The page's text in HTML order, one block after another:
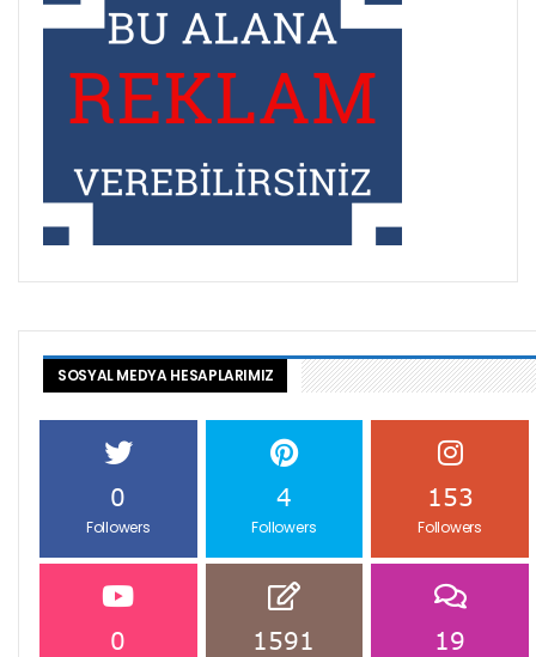
SOSYAL MEDYA HESAPLARIMIZ
0
Followers
4
Followers
153
Followers
0 1591 19